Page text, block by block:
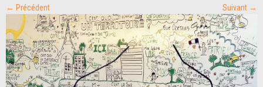
← Précédent Suivant →